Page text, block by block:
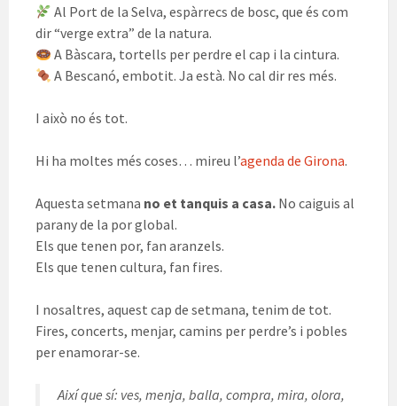
Al Port de la Selva, espàrrecs de bosc, que és com
dir “verge extra” de la natura.
A Bàscara, tortells per perdre el cap i la cintura.
A Bescanó, embotit. Ja està. No cal dir res més.
I això no és tot.
Hi ha moltes més coses… mireu l’agenda de Girona.
Aquesta setmana no et tanquis a casa. No caiguis al
parany de la por global.
Els que tenen por, fan aranzels.
Els que tenen cultura, fan fires.
I nosaltres, aquest cap de setmana, tenim de tot.
Fires, concerts, menjar, camins per perdre’s i pobles
per enamorar-se.
Així que sí: ves, menja, balla, compra, mira, olora,